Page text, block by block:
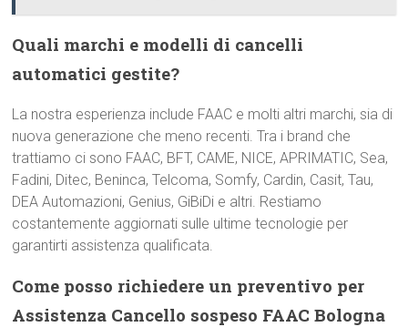
Quali marchi e modelli di cancelli
automatici gestite?
La nostra esperienza include FAAC e molti altri marchi, sia di
nuova generazione che meno recenti. Tra i brand che
trattiamo ci sono FAAC, BFT, CAME, NICE, APRIMATIC, Sea,
Fadini, Ditec, Beninca, Telcoma, Somfy, Cardin, Casit, Tau,
DEA Automazioni, Genius, GiBiDi e altri. Restiamo
costantemente aggiornati sulle ultime tecnologie per
garantirti assistenza qualificata.
Come posso richiedere un preventivo per
Assistenza Cancello sospeso FAAC Bologna